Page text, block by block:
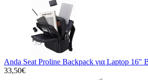
Anda Seat Proline Backpack για Laptop 16"
33,50€